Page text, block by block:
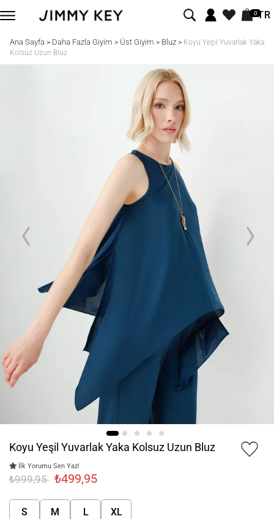
0TR
Ana Sayfa > Daha Fazla Giyim > Üst Giyim > Bluz> Koyu Yeşil Yuvarlak Yaka
Kolsuz Uzun Bluz
Koyu Yeşil Yuvarlak Yaka Kolsuz Uzun Bluz
İlk Yorumu Sen Yaz!
₺999,95 ₺499,95
S M L XL